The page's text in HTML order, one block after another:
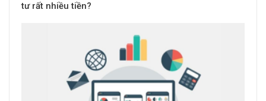
tư rất nhiều tiền?